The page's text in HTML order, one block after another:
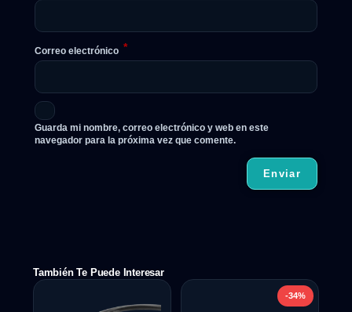
Correo electrónico *
Guarda mi nombre, correo electrónico y web en este
navegador para la próxima vez que comente.
También Te Puede Interesar
-34%